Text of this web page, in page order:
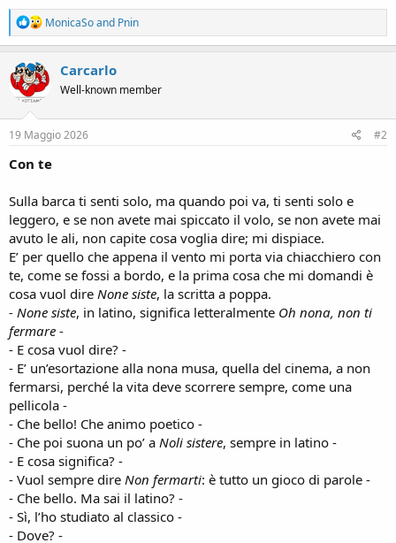
R
e
a
t
i
n
s
MonicaSoand Pnin
Carcarlo
Well-known member
19 Maggio 2026 #2
Con te
Sulla barca ti senti solo, ma quando poi va, ti senti solo e
leggero, e se non avete mai spiccato il volo, se non avete mai
avuto le ali, non capite cosa voglia dire; mi dispiace.
E’ per quello che appena il vento mi porta via chiacchiero con
te, come se fossi a bordo, e la prima cosa che mi domandi è
cosa vuol dire None siste, la scritta a poppa.
- None siste, in latino, significa letteralmente Oh nona, non ti
fermare -
- E cosa vuol dire? -
- E’ un’esortazione alla nona musa, quella del cinema, a non
fermarsi, perché la vita deve scorrere sempre, come una
pellicola -
- Che bello! Che animo poetico -
- Che poi suona un po’ a Noli sistere, sempre in latino -
- E cosa significa? -
- Vuol sempre dire Non fermarti: è tutto un gioco di parole -
- Che bello. Ma sai il latino? -
- Sì, l’ho studiato al classico -
- Dove? -